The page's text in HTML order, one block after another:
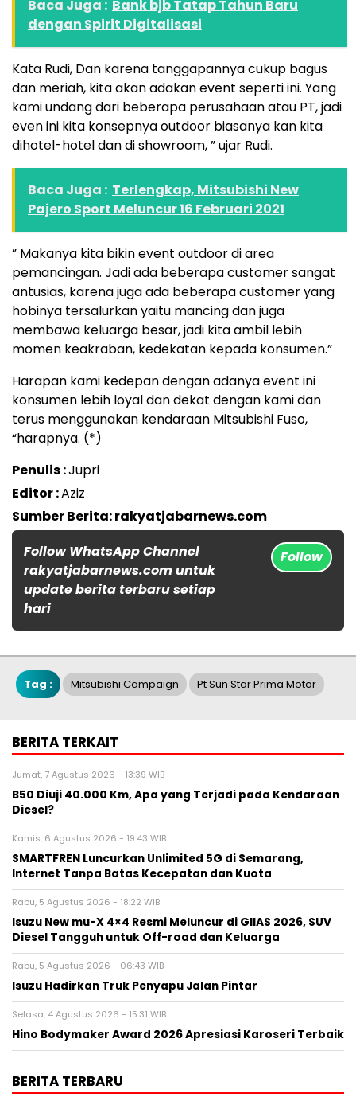
Baca Juga : Bank bjb Tatap Tahun Baru
dengan Spirit Digitalisasi
Kata Rudi, Dan karena tanggapannya cukup bagus
dan meriah, kita akan adakan event seperti ini. Yang
kami undang dari beberapa perusahaan atau PT, jadi
even ini kita konsepnya outdoor biasanya kan kita
dihotel-hotel dan di showroom, ” ujar Rudi.
Baca Juga : Terlengkap, Mitsubishi New
Pajero Sport Meluncur 16 Februari 2021
” Makanya kita bikin event outdoor di area
pemancingan. Jadi ada beberapa customer sangat
antusias, karena juga ada beberapa customer yang
hobinya tersalurkan yaitu mancing dan juga
membawa keluarga besar, jadi kita ambil lebih
momen keakraban, kedekatan kepada konsumen.”
Harapan kami kedepan dengan adanya event ini
konsumen lebih loyal dan dekat dengan kami dan
terus menggunakan kendaraan Mitsubishi Fuso,
“harapnya. (*)
Penulis :Jupri
Editor :Aziz
Sumber Berita: rakyatjabarnews.com
Follow WhatsApp Channel
rakyatjabarnews.com untuk
update berita terbaru setiap
hari
Follow
Tag : Mitsubishi Campaign Pt Sun Star Prima Motor
BERITA TERKAIT
Jumat, 7 Agustus 2026 - 13:39 WIB
B50 Diuji 40.000 Km, Apa yang Terjadi pada Kendaraan
Diesel?
Kamis, 6 Agustus 2026 - 19:43 WIB
SMARTFREN Luncurkan Unlimited 5G di Semarang,
Internet Tanpa Batas Kecepatan dan Kuota
Rabu, 5 Agustus 2026 - 18:22 WIB
Isuzu New mu-X 4×4 Resmi Meluncur di GIIAS 2026, SUV
Diesel Tangguh untuk Off-road dan Keluarga
Rabu, 5 Agustus 2026 - 06:43 WIB
Isuzu Hadirkan Truk Penyapu Jalan Pintar
Selasa, 4 Agustus 2026 - 15:31 WIB
Hino Bodymaker Award 2026 Apresiasi Karoseri Terbaik
BERITA TERBARU